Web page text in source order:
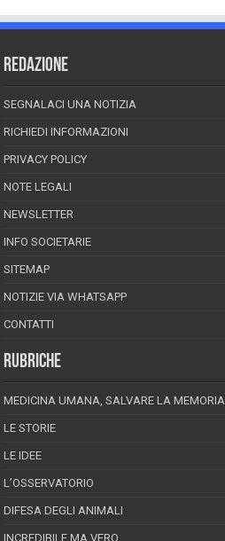
REDAZIONE
SEGNALACI UNA NOTIZIA
RICHIEDI INFORMAZIONI
PRIVACY POLICY
NOTE LEGALI
NEWSLETTER
INFO SOCIETARIE
SITEMAP
NOTIZIE VIA WHATSAPP
CONTATTI
RUBRICHE
MEDICINA UMANA, SALVARE LA MEMORIA
LE STORIE
LE IDEE
L’OSSERVATORIO
DIFESA DEGLI ANIMALI
INCREDIBILE MA VERO